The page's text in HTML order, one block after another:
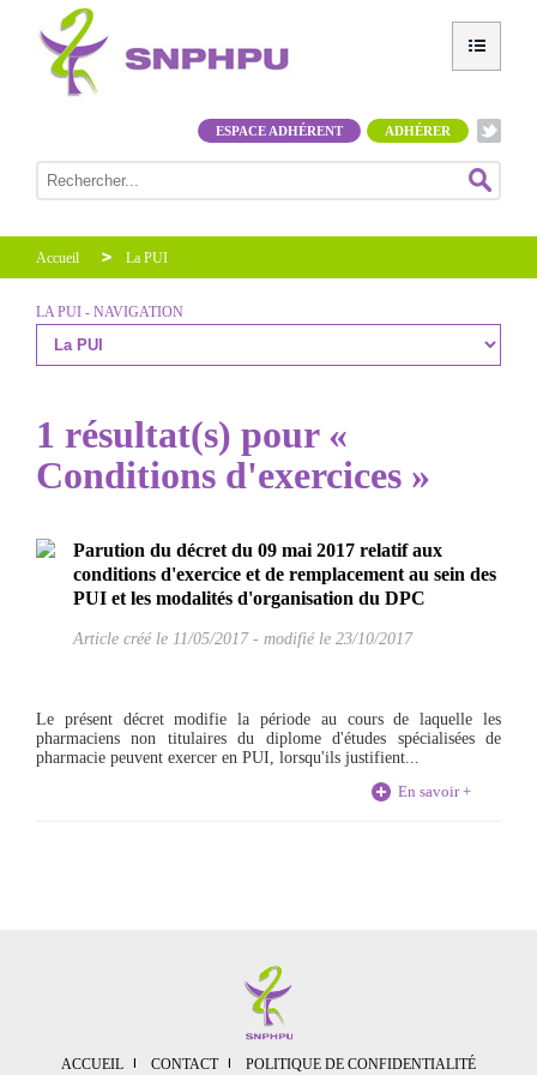
ADHÉRER
ESPACE ADHÉRENT
Accueil La PUI
LA PUI - NAVIGATION
1 résultat(s) pour «
Conditions d'exercices »
Parution du décret du 09 mai 2017 relatif aux
conditions d'exercice et de remplacement au sein des
PUI et les modalités d'organisation du DPC
Article créé le 11/05/2017- modifié le 23/10/2017
Le présent décret modifie la période au cours de laquelle les
pharmaciens non titulaires du diplome d'études spécialisées de
pharmacie peuvent exercer en PUI, lorsqu'ils justifient...
En savoir +
ACCUEIL CONTACT POLITIQUE DE CONFIDENTIALITÉ